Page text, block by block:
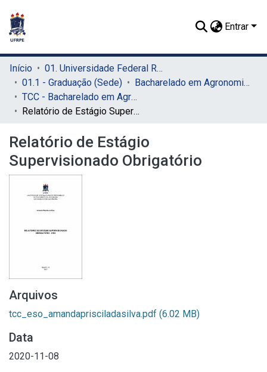
Entrar
Início
01. Universidade Federal Rural de Pernambuco - UFRPE (Sede)
01.1 - Graduação (Sede)
Bacharelado em Agronomia (Sede)
TCC - Bacharelado em Agronomia (Sede)
Relatório de Estágio Supervisionado Obrigatório
Relatório de Estágio
Supervisionado Obrigatório
Arquivos
tcc_eso_amandaprisciladasilva.pdf (6.02 MB)
Data
2020-11-08